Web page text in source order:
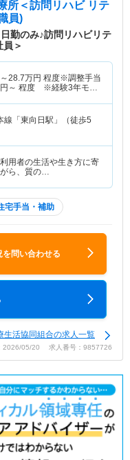
所＜訪問リハビ リテ
員)
勤のみ♪訪問リハビリテ
＞
28.7万円 程度※調整手当
～ 程度 ※経験3年モデ
線「東向日駅」（徒歩5
用者の生活や生き方に寄
がら、質の…
宅手当・補助
問い合わせる
生活協同組合の求人一覧
2026/05/20 求人番号：9857726